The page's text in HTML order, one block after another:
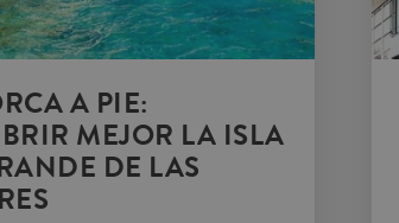
A PIE:
MEJOR LA ISLA
DE LAS